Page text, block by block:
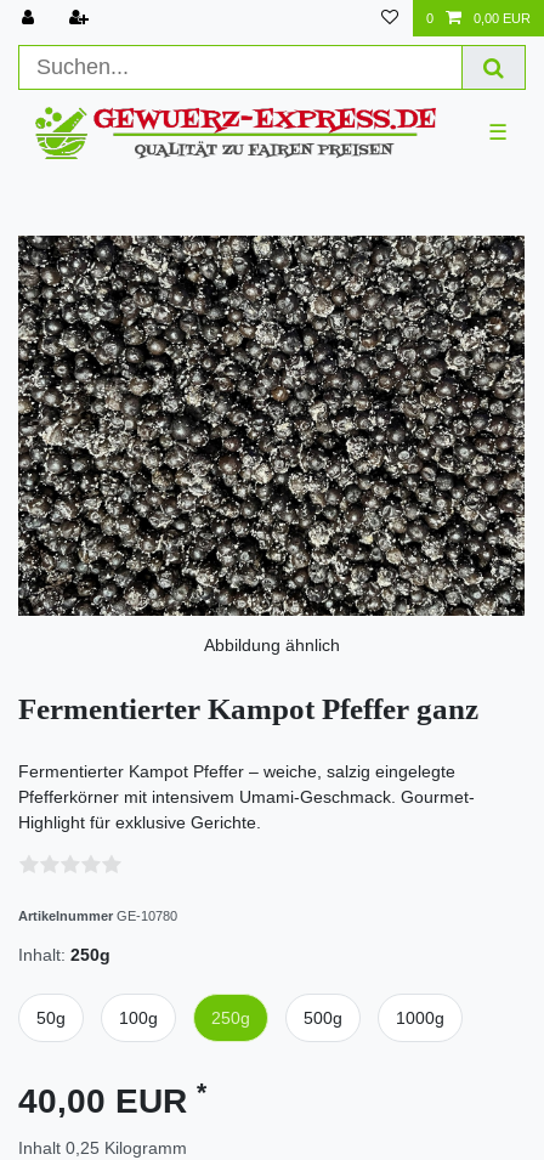
0 0,00 EUR
☰
Abbildung ähnlich
Fermentierter Kampot Pfeffer ganz
Fermentierter Kampot Pfeffer – weiche, salzig eingelegte
Pfefferkörner mit intensivem Umami-Geschmack. Gourmet-
Highlight für exklusive Gerichte.
Artikelnummer GE-10780
Inhalt: 250g
50g 100g 250g 500g 1000g
40,00 EUR *
Inhalt 0,25 Kilogramm